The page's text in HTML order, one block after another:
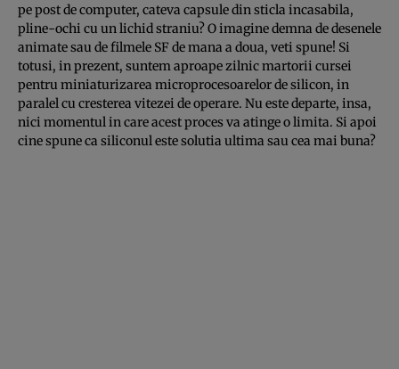
pe post de computer, cateva capsule din sticla incasabila,
pline-ochi cu un lichid straniu? O imagine demna de desenele
animate sau de filmele SF de mana a doua, veti spune! Si
totusi, in prezent, suntem aproape zilnic martorii cursei
pentru miniaturizarea microprocesoarelor de silicon, in
paralel cu cresterea vitezei de operare. Nu este departe, insa,
nici momentul in care acest proces va atinge o limita. Si apoi
cine spune ca siliconul este solutia ultima sau cea mai buna?